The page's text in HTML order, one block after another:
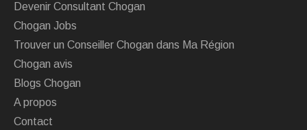
Devenir Consultant Chogan
Chogan Jobs
Trouver un Conseiller Chogan dans Ma Région
Chogan avis
Blogs Chogan
A propos
Contact